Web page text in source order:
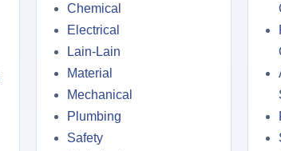
Chemical
Electrical
Lain-Lain
Material
Mechanical
Plumbing
Safety